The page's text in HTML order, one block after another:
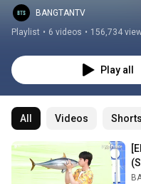
BANGTANTV
Playlist • 6 videos • 156,734
Play all
All Videos Shorts